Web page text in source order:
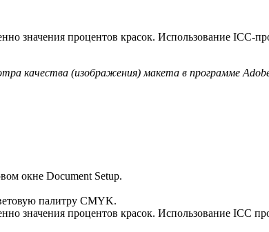
значения процентов красок. Использование ICC-
качества (изображения) макета в программе
окне Document Setup.
палитру CMYK.
значения процентов красок. Использование ICC